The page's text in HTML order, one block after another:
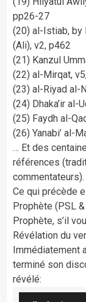
pp26-27
(20) al-Istiab, by
(Ali), v2, p462
(21) Kanzul
(22) al-Mirqat,
(23) al-Riyad al-
(24) Dhaka’ir al-
(25) Faydh al-
(26) Yanabi’ al-
… Et des
références
commentateurs).
Ce qui précède
Prophète (PSL
Prophète, s’il
Révélation du
Immédiatement
terminé son
révélé: